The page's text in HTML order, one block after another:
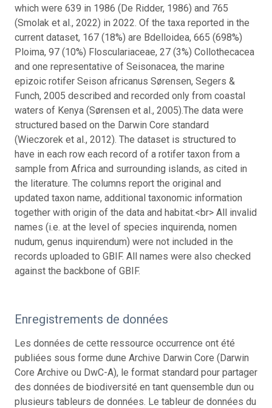
which were 639 in 1986 (De Ridder, 1986) and 765
(Smolak et al., 2022) in 2022. Of the taxa reported in the
current dataset, 167 (18%) are Bdelloidea, 665 (698%)
Ploima, 97 (10%) Flosculariaceae, 27 (3%) Collothecacea
and one representative of Seisonacea, the marine
epizoic rotifer Seison africanus Sørensen, Segers &
Funch, 2005 described and recorded only from coastal
waters of Kenya (Sørensen et al., 2005).The data were
structured based on the Darwin Core standard
(Wieczorek et al., 2012). The dataset is structured to
have in each row each record of a rotifer taxon from a
sample from Africa and surrounding islands, as cited in
the literature. The columns report the original and
updated taxon name, additional taxonomic information
together with origin of the data and habitat.<br> All invalid
names (i.e. at the level of species inquirenda, nomen
nudum, genus inquirendum) were not included in the
records uploaded to GBIF. All names were also checked
against the backbone of GBIF.
Enregistrements de données
Les données de cette ressource occurrence ont été
publiées sous forme dune Archive Darwin Core (Darwin
Core Archive ou DwC-A), le format standard pour partager
des données de biodiversité en tant quensemble dun ou
plusieurs tableurs de données. Le tableur de données du